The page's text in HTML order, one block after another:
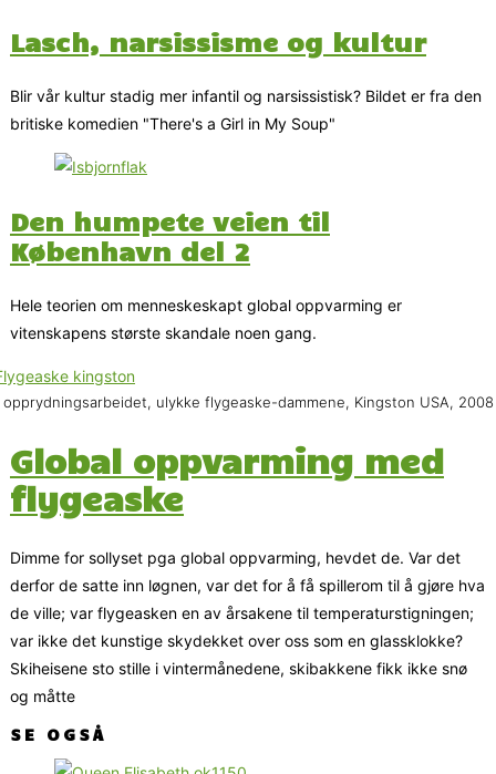
Lasch, narsissisme og kultur
Blir vår kultur stadig mer infantil og narsissistisk? Bildet er fra den
britiske komedien "There's a Girl in My Soup"
Den humpete veien til
København del 2
Hele teorien om menneskeskapt global oppvarming er
vitenskapens største skandale noen gang.
opprydningsarbeidet, ulykke flygeaske-dammene, Kingston USA, 2008
Global oppvarming med
flygeaske
Dimme for sollyset pga global oppvarming, hevdet de. Var det
derfor de satte inn løgnen, var det for å få spillerom til å gjøre hva
de ville; var flygeasken en av årsakene til temperaturstigningen;
var ikke det kunstige skydekket over oss som en glassklokke?
Skiheisene sto stille i vintermånedene, skibakkene fikk ikke snø
og måtte
SE OGSÅ